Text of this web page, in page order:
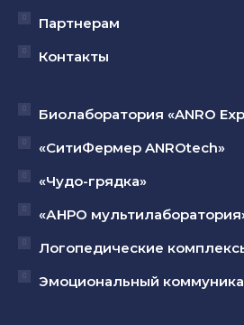
Партнерам
Контакты
Биолаборатория «ANRO
«СитиФермер ANROtech»
«Чудо-грядка»
«АНРО
Логопедические
Эмоциональный